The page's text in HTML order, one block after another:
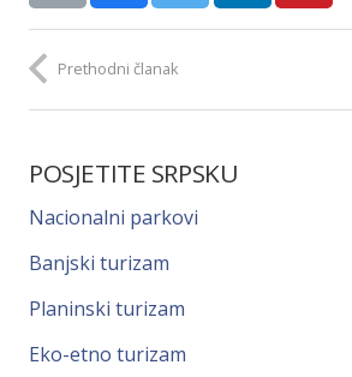
Prethodni članak
POSJETITE SRPSKU
Nacionalni parkovi
Banjski turizam
Planinski turizam
Eko-etno turizam